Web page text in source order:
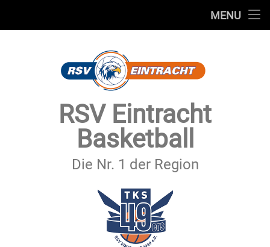
MENU
SECHSTER MANN
IMPRESSUM & DATENSCHUTZ
RSV Eintracht
Basketball
Die Nr. 1 der Region